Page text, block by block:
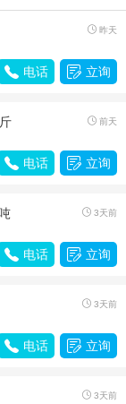
 昨天
 电话  立询
 前天
 电话  立询
 3天前
 电话  立询
 3天前
 电话  立询
 3天前